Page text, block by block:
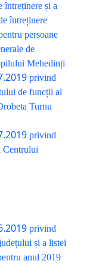
întreținere și a
întreținere
persoane
de
Mehedinți
privind
de funcții al
Turnu
privind
Centrului
privind
și a listei
anul 2019